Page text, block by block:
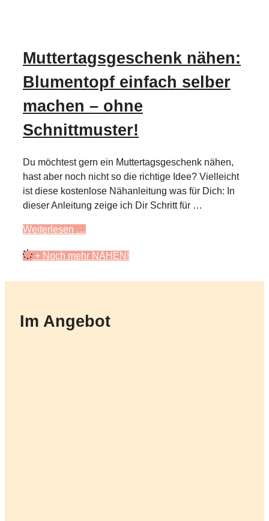
Muttertagsgeschenk nähen:
Blumentopf einfach selber
machen – ohne
Schnittmuster!
Du möchtest gern ein Muttertagsgeschenk nähen,
hast aber noch nicht so die richtige Idee? Vielleicht
ist diese kostenlose Nähanleitung was für Dich: In
dieser Anleitung zeige ich Dir Schritt für …
Weiterlesen …
+ Noch mehr NÄHEN!
Im Angebot